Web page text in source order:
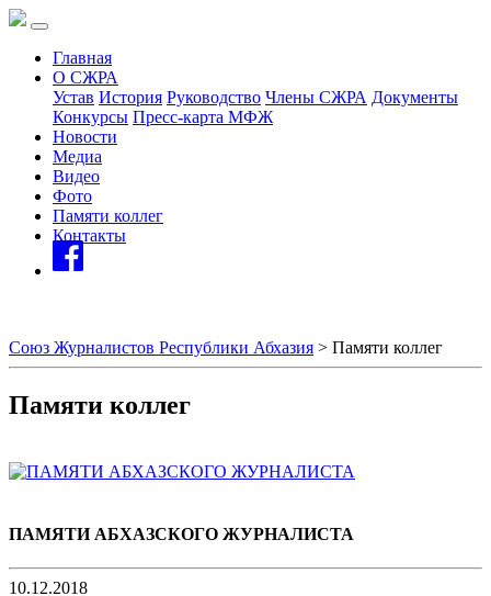
Главная
О СЖРА
Устав История Руководство Члены СЖРА Документы
Конкурсы Пресс-карта МФЖ
Новости
Медиа
Видео
Фото
Памяти коллег
Контакты
Союз Журналистов Республики Абхазия > Памяти коллег
Памяти коллег
ПАМЯТИ АБХАЗСКОГО ЖУРНАЛИСТА
10.12.2018